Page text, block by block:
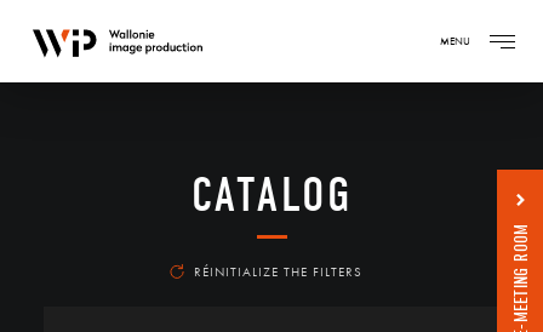
MENU
CATALOG
RÉINITIALIZE THE FILTERS E-MEETING ROOM